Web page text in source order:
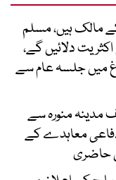
مالک ہیں، مسلم
دلائیں گے،
باغ میں جلسہ عام سے
مدینہ منورہ سے
دفاعی معاہدے کے
حاضری